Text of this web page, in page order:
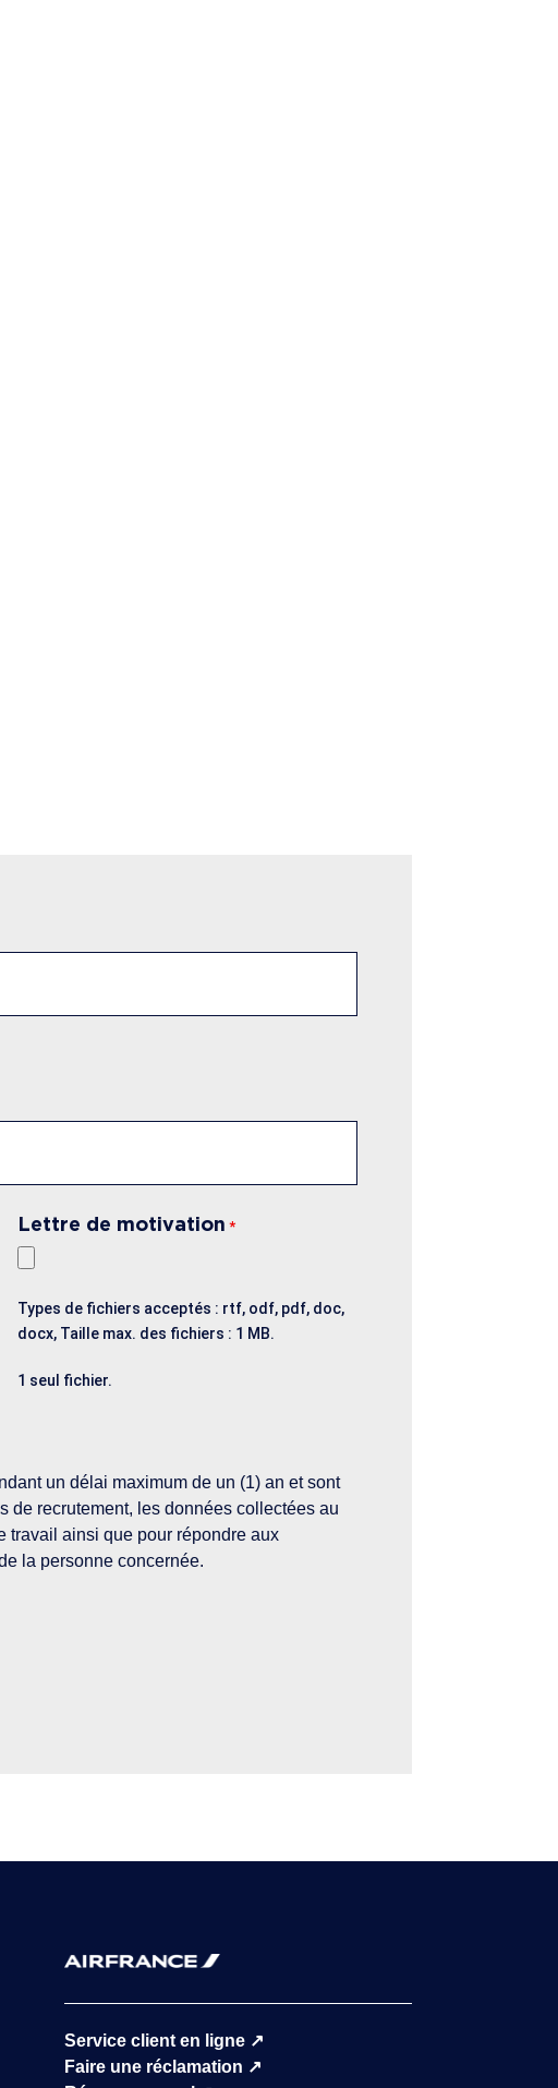
Lettre de motivation *
Types de fichiers acceptés : rtf, odf, pdf, doc,
docx, Taille max. des fichiers : 1 MB.
1 seul fichier.
un délai maximum de un (1) an et sont
de recrutement, les données collectées au
travail ainsi que pour répondre aux
la personne concernée.
Service client en ligne ↗
Faire une réclamation ↗